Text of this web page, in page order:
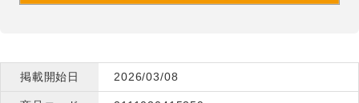
掲載開始日 2026/03/08